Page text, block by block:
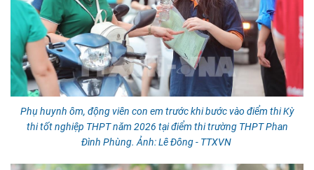
Phụ huynh ôm, động viên con em trước khi bước vào điểm thi Kỳ
thi tốt nghiệp THPT năm 2026 tại điểm thi trường THPT Phan
Đình Phùng. Ảnh: Lê Đông - TTXVN